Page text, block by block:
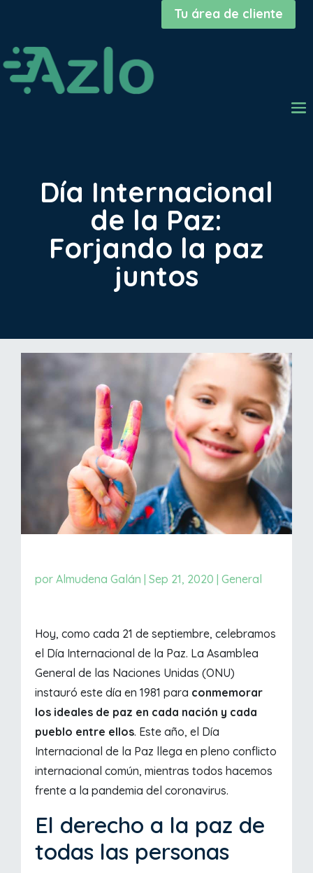
Tu área de cliente
Día Internacional
de la Paz:
Forjando la paz
juntos
porAlmudena Galán |Sep 21, 2020 |General
Hoy, como cada 21 de septiembre, celebramos
el Día Internacional de la Paz. La Asamblea
General de las Naciones Unidas (ONU)
instauró este día en 1981 para conmemorar
los ideales de paz en cada nación y cada
pueblo entre ellos. Este año, el Día
Internacional de la Paz llega en pleno conflicto
internacional común, mientras todos hacemos
frente a la pandemia del coronavirus.
El derecho a la paz de
todas las personas